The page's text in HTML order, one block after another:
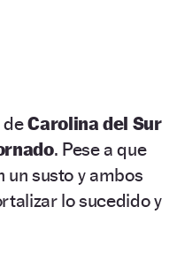
deCarolina del Sur
. Pese a que
un susto y ambos
lo sucedido y